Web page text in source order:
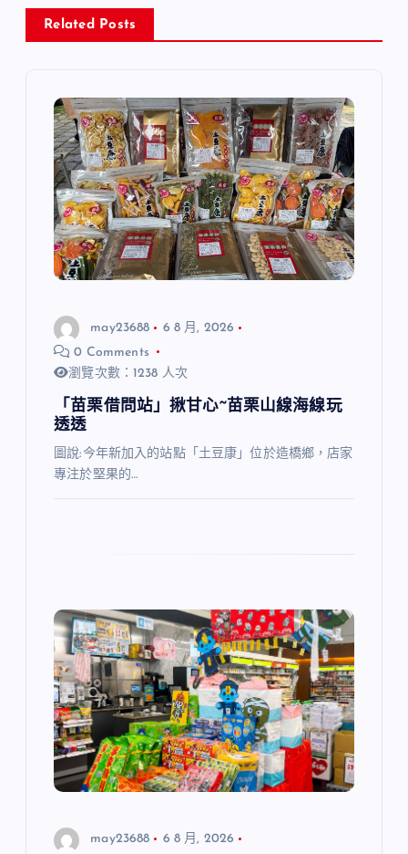
Related Posts
may23688
6 8 月, 2026
0 Comments
瀏覽次數：1238 人次
「苗栗借問站」揪甘心~苗栗山線海線玩
透透
圖說:今年新加入的站點「土豆康」位於造橋鄉，店家
專注於堅果的…
may23688
6 8 月, 2026